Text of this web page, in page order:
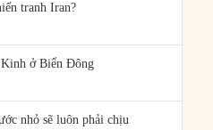
tranh Iran?
Kinh ở Biển Đông
nhỏ sẽ luôn phải chịu